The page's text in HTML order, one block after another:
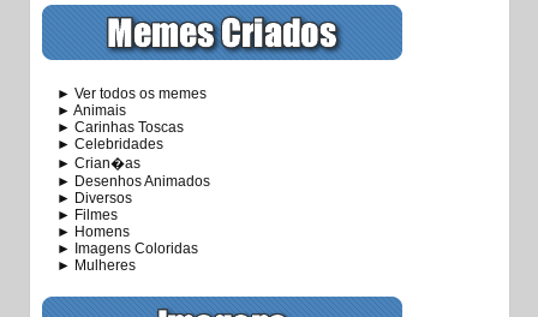
► Ver todos os memes
► Animais
► Carinhas Toscas
► Celebridades
► Crian�as
► Desenhos Animados
► Diversos
► Filmes
► Homens
► Imagens Coloridas
► Mulheres